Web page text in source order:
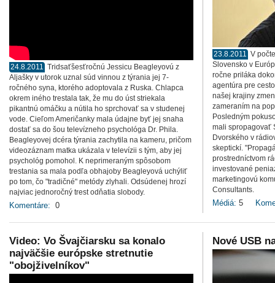
24.8.2011 Tridsaťšesťročnú Jessicu Beagleyovú z
Aljašky v utorok uznal súd vinnou z týrania jej 7-
ročného syna, ktorého adoptovala z Ruska. Chlapca
okrem iného trestala tak, že mu do úst striekala
pikantnú omáčku a nútila ho sprchovať sa v studenej
vode. Cieľom Američanky mala údajne byť jej snaha
dostať sa do šou televízneho psychológa Dr. Phila.
Beagleyovej dcéra týrania zachytila na kameru, pričom
videozáznam matka ukázala v televízii s tým, aby jej
psychológ pomohol. K neprimeraným spôsobom
trestania sa mala podľa obhajoby Beagleyová uchýliť
po tom, čo "tradičné" metódy zlyhali. Odsúdenej hrozí
najviac jednoročný trest odňatia slobody.
Komentáre: 0
23.8.2011 V
Slovensko v
ročne priláka
agentúra pre
našej krajiny
zameraním na
Posledným
mali spropagovať
Dvorského v
skeptickí.
prostredníctvom
investované
marketingovú
Consultants.
Médiá: 5
Video: Vo Švajčiarsku sa konalo
najväčšie európske stretnutie
"obojživelníkov"
Nové USB